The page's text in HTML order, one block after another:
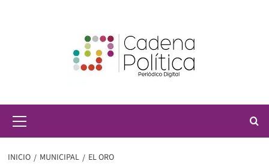
principal
INICIO MUNICIPAL EL ORO